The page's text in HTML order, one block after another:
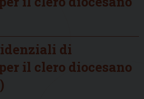
di
il clero diocesano